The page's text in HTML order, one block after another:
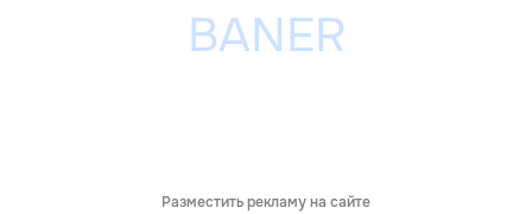
Разместить рекламу на сайте